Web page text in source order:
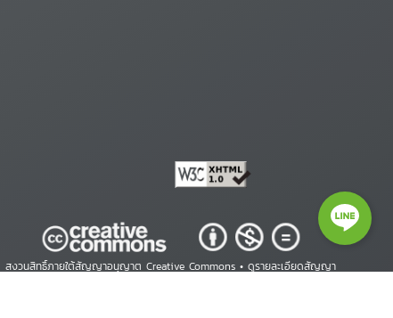
สงวนสิทธิ์ภายใต้สัญญาอนุญาต Creative Commons •ดูรายละเอียดสัญญา